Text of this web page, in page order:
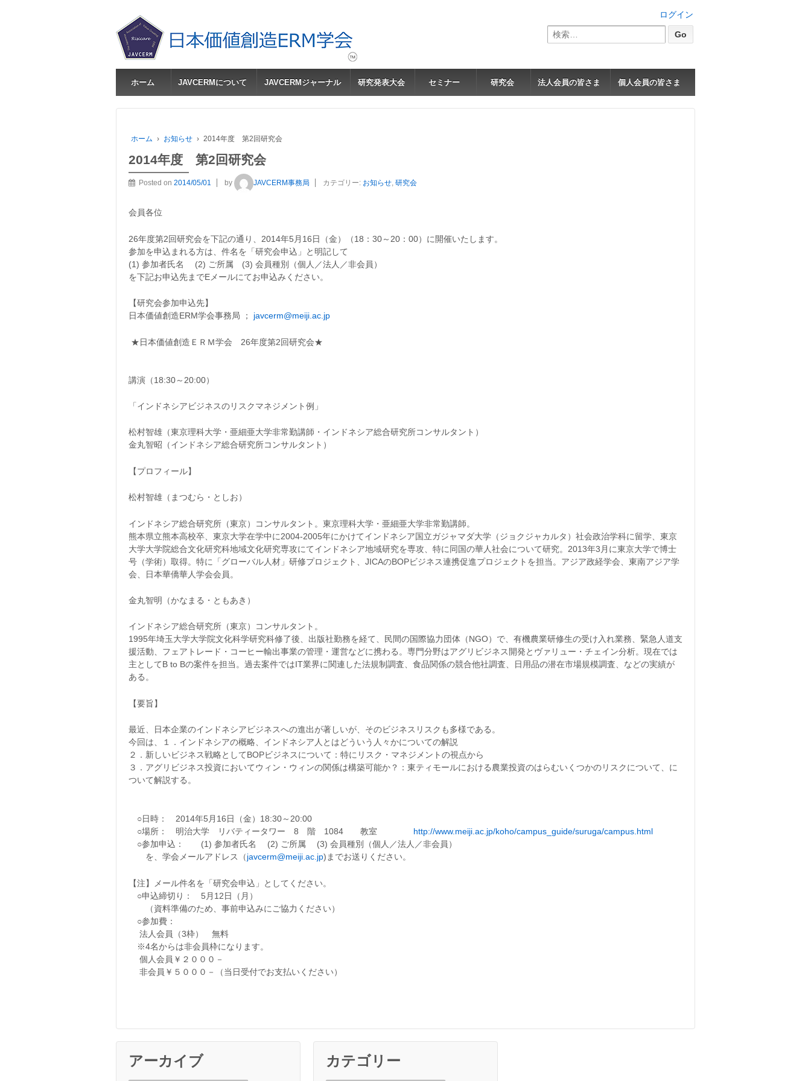
ログイン
検
索:
ホーム JAVCERMについて JAVCERMジャーナル 研究発表大会 セミナー 研究会 法人会員の皆さま 個人会員の皆さま
ホーム › お知らせ › 2014年度 第2回研究会
2014年度 第2回研究会
Posted on 2014/05/01 by JAVCERM事務局 カテゴリー: お知らせ, 研究会
会員各位
26年度第2回研究会を下記の通り、2014年5月16日（金）（18：30～20：00）に開催いたします。
参加を申込まれる方は、件名を「研究会申込」と明記して
(1) 参加者氏名 (2) ご所属 (3) 会員種別（個人／法人／非会員）
を下記お申込先までEメールにてお申込みください。
【研究会参加申込先】
日本価値創造ERM学会事務局 ； javcerm@meiji.ac.jp
★日本価値創造ＥＲＭ学会 26年度第2回研究会★
講演（18:30～20:00）
「インドネシアビジネスのリスクマネジメント例」
松村智雄（東京理科大学・亜細亜大学非常勤講師・インドネシア総合研究所コンサルタント）
金丸智昭（インドネシア総合研究所コンサルタント）
【プロフィール】
松村智雄（まつむら・としお）
インドネシア総合研究所（東京）コンサルタント。東京理科大学・亜細亜大学非常勤講師。
熊本県立熊本高校卒、東京大学在学中に2004‐2005年にかけてインドネシア国立ガジャマダ大学（ジョクジャカルタ）社会政治学科に留学、東京
大学大学院総合文化研究科地域文化研究専攻にてインドネシア地域研究を専攻、特に同国の華人社会について研究。2013年3月に東京大学で博士
号（学術）取得。特に「グローバル人材」研修プロジェクト、JICAのBOPビジネス連携促進プロジェクトを担当。アジア政経学会、東南アジア学
会、日本華僑華人学会会員。
金丸智明（かなまる・ともあき）
インドネシア総合研究所（東京）コンサルタント。
1995年埼玉大学大学院文化科学研究科修了後、出版社勤務を経て、民間の国際協力団体（NGO）で、有機農業研修生の受け入れ業務、緊急人道支
援活動、フェアトレード・コーヒー輸出事業の管理・運営などに携わる。専門分野はアグリビジネス開発とヴァリュー・チェイン分析。現在では
主としてB to Bの案件を担当。過去案件ではIT業界に関連した法規制調査、食品関係の競合他社調査、日用品の潜在市場規模調査、などの実績が
ある。
【要旨】
最近、日本企業のインドネシアビジネスへの進出が著しいが、そのビジネスリスクも多様である。
今回は、１．インドネシアの概略、インドネシア人とはどういう人々かについての解説
２．新しいビジネス戦略としてBOPビジネスについて：特にリスク・マネジメントの視点から
３．アグリビジネス投資においてウィン・ウィンの関係は構築可能か？：東ティモールにおける農業投資のはらむいくつかのリスクについて、に
ついて解説する。
○日時： 2014年5月16日（金）18:30～20:00
○場所： 明治大学 リバティータワー 8 階 1084 教室 http://www.meiji.ac.jp/koho/campus_guide/suruga/campus.html
○参加申込： (1) 参加者氏名 (2) ご所属 (3) 会員種別（個人／法人／非会員）
を、学会メールアドレス（javcerm@meiji.ac.jp)までお送りください。
【注】メール件名を「研究会申込」としてください。
○申込締切り： 5月12日（月）
（資料準備のため、事前申込みにご協力ください）
○参加費：
法人会員（3枠） 無料
※4名からは非会員枠になります。
個人会員￥２０００－
非会員￥５０００－（当日受付でお支払いください）
アーカイブ カテゴリー